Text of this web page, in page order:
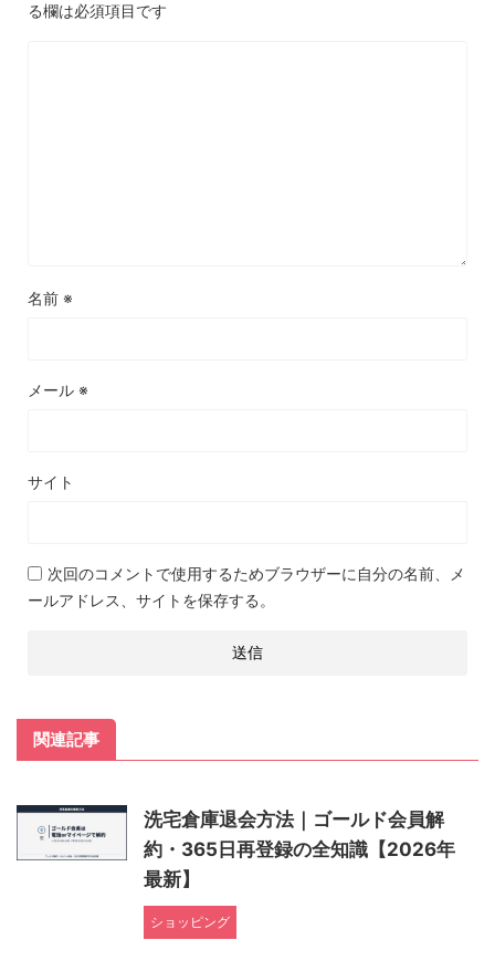
る欄は必須項目です
名前 ※
メール ※
サイト
次回のコメントで使用するためブラウザーに自分の名前、メ
ールアドレス、サイトを保存する。
関連記事
洗宅倉庫退会方法｜ゴールド会員解
約・365日再登録の全知識【2026年
最新】
ショッピング